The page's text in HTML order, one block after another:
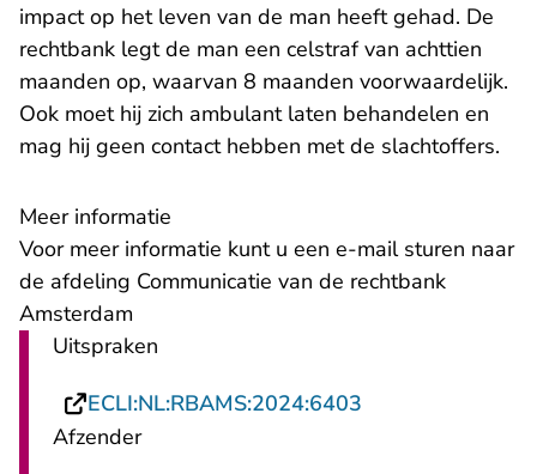
impact op het leven van de man heeft gehad. De
rechtbank legt de man een celstraf van achttien
maanden op, waarvan 8 maanden voorwaardelijk.
Ook moet hij zich ambulant laten behandelen en
mag hij geen contact hebben met de slachtoffers.
Meer informatie
Voor meer informatie kunt u een e-mail- U verlaat
sturen naar
de afdeling Communicatie van de rechtbank
Amsterdam
Uitspraken
ECLI:NL:RBAMS:2024:6403
Afzender